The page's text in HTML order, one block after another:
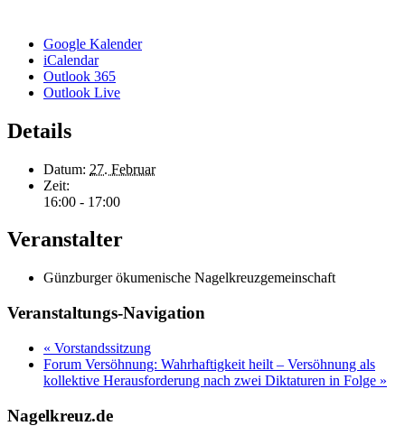
Google Kalender
iCalendar
Outlook 365
Outlook Live
Details
Datum: 27. Februar
Zeit:
16:00 - 17:00
Veranstalter
Günzburger ökumenische Nagelkreuzgemeinschaft
Veranstaltungs-Navigation
« Vorstandssitzung
Forum Versöhnung: Wahrhaftigkeit heilt – Versöhnung als
kollektive Herausforderung nach zwei Diktaturen in Folge »
Nagelkreuz.de